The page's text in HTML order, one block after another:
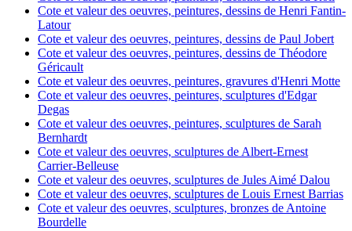
Cote et valeur des oeuvres, peintures, dessins de Henri Fantin-
Latour
Cote et valeur des oeuvres, peintures, dessins de Paul Jobert
Cote et valeur des oeuvres, peintures, dessins de Théodore
Géricault
Cote et valeur des oeuvres, peintures, gravures d'Henri Motte
Cote et valeur des oeuvres, peintures, sculptures d'Edgar
Degas
Cote et valeur des oeuvres, peintures, sculptures de Sarah
Bernhardt
Cote et valeur des oeuvres, sculptures de Albert-Ernest
Carrier-Belleuse
Cote et valeur des oeuvres, sculptures de Jules Aimé Dalou
Cote et valeur des oeuvres, sculptures de Louis Ernest Barrias
Cote et valeur des oeuvres, sculptures, bronzes de Antoine
Bourdelle